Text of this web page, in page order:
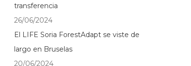
transferencia
26/06/2024
El LIFE Soria ForestAdapt se viste de
largo en Bruselas
20/06/2024